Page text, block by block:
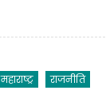
महाराष्ट्र
राजनीति